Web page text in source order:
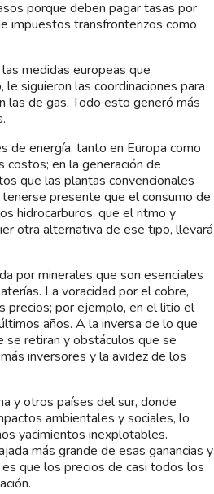
porque deben pagar tasas por
impuestos transfronterizos como
medidas europeas que
siguieron las coordinaciones para
las de gas. Todo esto generó más
de energía, tanto en Europa como
costos; en la generación de
que las plantas convencionales
presente que el consumo de
hidrocarburos, que el ritmo y
otra alternativa de ese tipo, llevará
por minerales que son esenciales
La voracidad por el cobre,
precios; por ejemplo, en el litio el
años. A la inversa de lo que
se retiran y obstáculos que se
inversores y la avidez de los
y otros países del sur, donde
ambientales y sociales, lo
yacimientos inexplotables.
más grande de esas ganancias y
que los precios de casi todos los